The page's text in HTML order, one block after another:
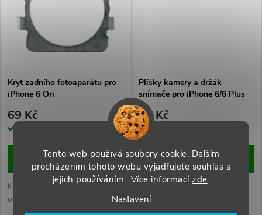
Tento web používá soubory cookie. Dalším
procházením tohoto webu vyjadřujete souhlas s
jejich používáním.. Více informacízde.
Nastavení
ůů
Kryt zadního fotoaparátu pro
iPhone 6 Ori
69 Kč
DO KOŠÍKU
Kryt zadního fotoaparátu
originální kvality pro iPhone 6
Plíšky kamery a držák
snímače pro iPhone 6/6 Plus
HQ
39 Kč
DO KOŠÍKU
Plíšky kamery a držák snímače
pro iPhone 6/6 Plus.